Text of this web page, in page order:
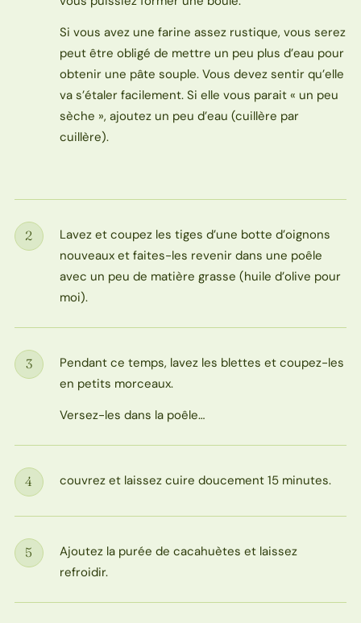
Si vous avez une farine assez rustique, vous serez
peut être obligé de mettre un peu plus d’eau pour
obtenir une pâte souple. Vous devez sentir qu’elle
va s’étaler facilement. Si elle vous parait « un peu
sèche », ajoutez un peu d’eau (cuillère par
cuillère).
Étape
2
Lavez et coupez les tiges d’une botte d’oignons
nouveaux et faites-les revenir dans une poêle
avec un peu de matière grasse (huile d’olive pour
moi).
Étape
3
Pendant ce temps, lavez les blettes et coupez-les
en petits morceaux.
Versez-les dans la poêle…
Étape
4 couvrez et laissez cuire doucement 15 minutes.
Étape
5
Ajoutez la purée de cacahuètes et laissez
refroidir.